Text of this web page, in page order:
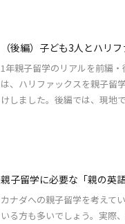
（後編）子ども3人とハリ
1年親子留学のリアルを前編
は、ハリファックスを親子留
けしました。後編では、現地
親子留学に必要な「親の英
カナダへの親子留学を考えて
いる方も多いでしょう。実際